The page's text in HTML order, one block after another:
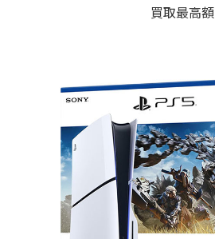
買取最高額